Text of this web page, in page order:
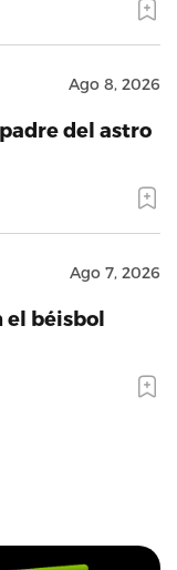
Ago 8, 2026
del astro
Ago 7, 2026
el béisbol